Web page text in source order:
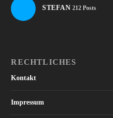
STEFAN 212 Posts
RECHTLICHES
Kontakt
Impressum